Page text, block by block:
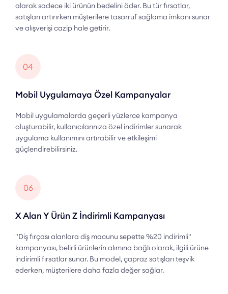
04
Mobil Uygulamaya Özel Kampanyalar
Mobil uygulamalarda geçerli yüzlerce kampanya
oluşturabilir, kullanıcılarınıza özel indirimler sunarak
uygulama kullanımını artırabilir ve etkileşimi
güçlendirebilirsiniz.
alarak sadece iki ürünün bedelini öder. Bu tür fırsatlar,
satışları artırırken müşterilere tasarruf sağlama imkanı sunar
ve alışverişi cazip hale getirir.
06
X Alan Y Ürün Z İndirimli Kampanyası
"Diş fırçası alanlara diş macunu sepette %20 indirimli"
kampanyası, belirli ürünlerin alımına bağlı olarak, ilgili ürüne
indirimli fırsatlar sunar. Bu model, çapraz satışları teşvik
ederken, müşterilere daha fazla değer sağlar.